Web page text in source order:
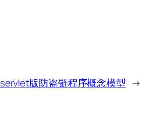
servlet版防盗链程序概念模型 →